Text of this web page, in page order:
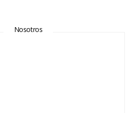
Nosotros